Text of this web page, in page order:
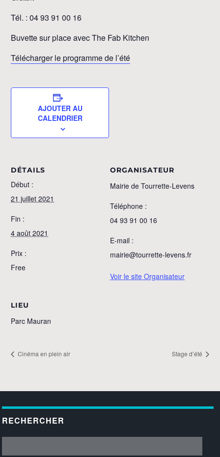
Tél. : 04 93 91 00 16
Buvette sur place avec The Fab Kitchen
Télécharger le programme de l’été
AJOUTER AU
CALENDRIER
DÉTAILS
Début :
21 juillet 2021
Fin :
4 août 2021
Prix :
Free
ORGANISATEUR
Mairie de Tourrette-Levens
Téléphone :
04 93 91 00 16
E-mail :
mairie@tourrette-levens.fr
Voir le site Organisateur
LIEU
Parc Mauran
Cinéma en plein air Stage d’été
RECHERCHER